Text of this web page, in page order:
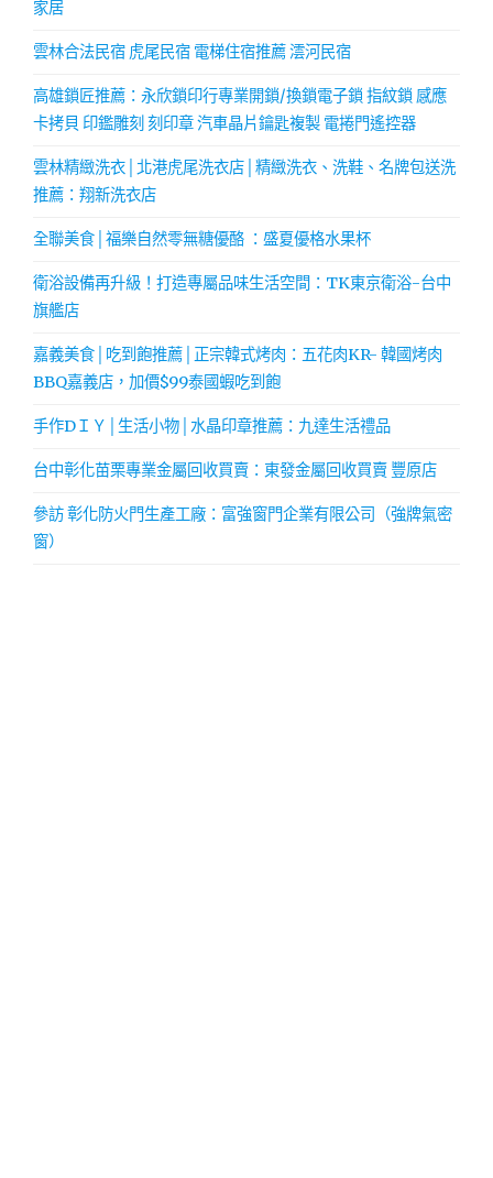
家居
雲林合法民宿 虎尾民宿 電梯住宿推薦 澐河民宿
高雄鎖匠推薦：永欣鎖印行專業開鎖/換鎖電子鎖 指紋鎖 感應
卡拷貝 印鑑雕刻 刻印章 汽車晶片鑰匙複製 電捲門遙控器
雲林精緻洗衣│北港虎尾洗衣店│精緻洗衣、洗鞋、名牌包送洗
推薦：翔新洗衣店
全聯美食│福樂自然零無糖優酪 ：盛夏優格水果杯
衛浴設備再升級！打造專屬品味生活空間：TK東京衛浴-台中
旗艦店
嘉義美食│吃到飽推薦│正宗韓式烤肉：五花肉KR- 韓國烤肉
BBQ嘉義店，加價$99泰國蝦吃到飽
手作DＩＹ│生活小物│水晶印章推薦：九達生活禮品
台中彰化苗栗專業金屬回收買賣：東發金屬回收買賣 豐原店
參訪 彰化防火門生產工廠：富強窗門企業有限公司（強牌氣密
窗）